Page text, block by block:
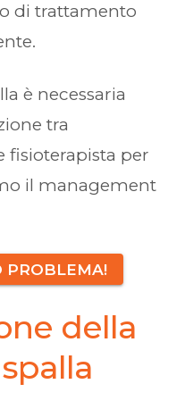
di trattamento
è necessaria
tra
fisioterapista per
il management
PROBLEMA!
della